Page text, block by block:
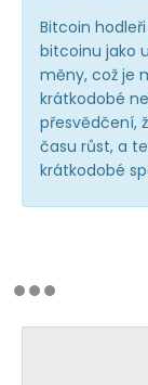
Bitcoin
bitcoinu jako
měny, což je
krátkodobé
přesvědčení,
času růst, a
krátkodobé